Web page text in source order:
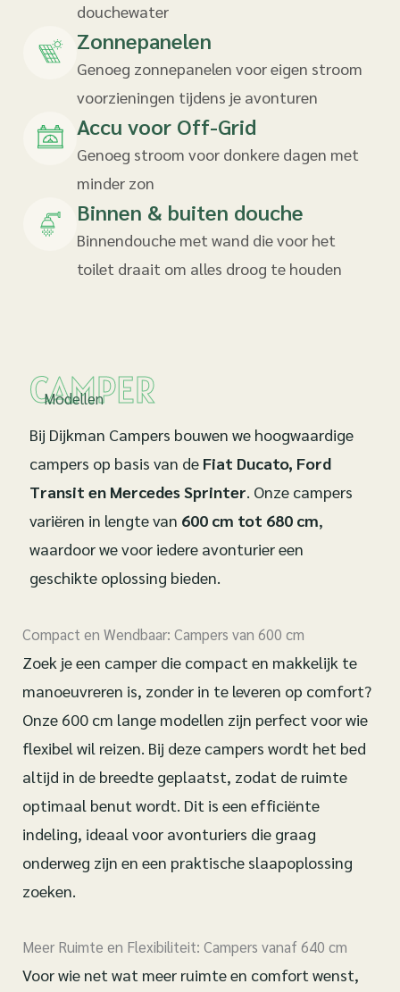
douchewater
Zonnepanelen
Genoeg zonnepanelen voor eigen stroom
voorzieningen tijdens je avonturen
Accu voor Off-Grid
Genoeg stroom voor donkere dagen met
minder zon
Binnen & buiten douche
Binnendouche met wand die voor het
toilet draait om alles droog te houden
CAMPER
Modellen
Bij Dijkman Campers bouwen we hoogwaardige
campers op basis van de Fiat Ducato, Ford
Transit en Mercedes Sprinter. Onze campers
variëren in lengte van 600 cm tot 680 cm,
waardoor we voor iedere avonturier een
geschikte oplossing bieden.
Compact en Wendbaar: Campers van 600 cm
Zoek je een camper die compact en makkelijk te
manoeuvreren is, zonder in te leveren op comfort?
Onze 600 cm lange modellen zijn perfect voor wie
flexibel wil reizen. Bij deze campers wordt het bed
altijd in de breedte geplaatst, zodat de ruimte
optimaal benut wordt. Dit is een efficiënte
indeling, ideaal voor avonturiers die graag
onderweg zijn en een praktische slaapoplossing
zoeken.
Meer Ruimte en Flexibiliteit: Campers vanaf 640 cm
Voor wie net wat meer ruimte en comfort wenst,